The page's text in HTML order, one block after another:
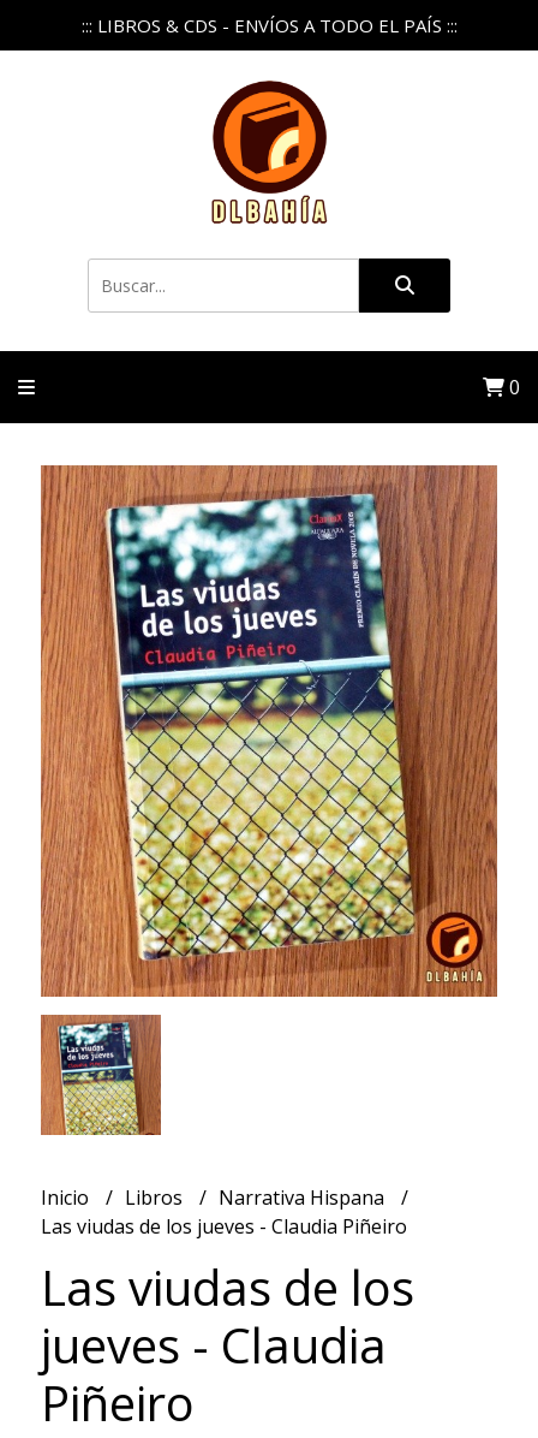
::: LIBROS & CDS - ENVÍOS A TODO EL PAÍS :::
0
Inicio Libros
Narrativa Hispana
Las viudas de los jueves - Claudia Piñeiro
Las viudas de los
jueves - Claudia
Piñeiro